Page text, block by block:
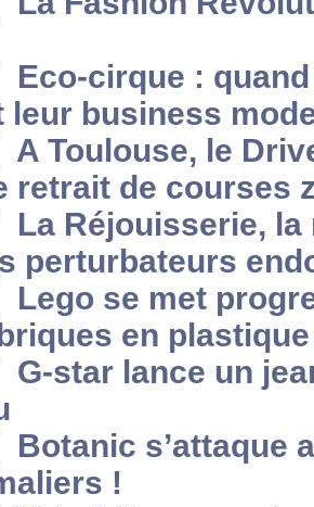
Eco-cirque :
leur business
A Toulouse, le
retrait de courses
La Réjouisserie,
perturbateurs
Lego se met
en
G-star lance un
Botanic s’attaque
!